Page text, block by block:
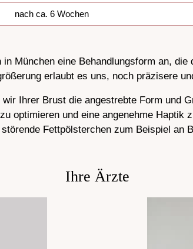
nach ca. 6 Wochen
München eine Behandlungsform an,
erlaubt es uns, noch präzisere
Ihrer Brust die angestrebte Form und
optimieren und eine angenehme
Fettpölsterchen zum Beispiel an
Ihre Ärzte